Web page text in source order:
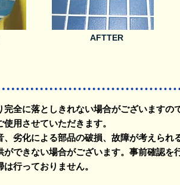
AFTTER
全に落としきれない場合がございますの
用させていただきます。
劣化による部品の破損、故障が考えられ
できない場合がございます。事前確認を
行っておりません。